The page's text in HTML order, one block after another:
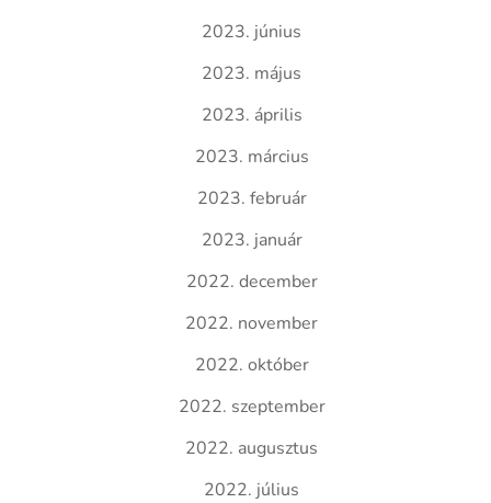
2023. június
2023. május
2023. április
2023. március
2023. február
2023. január
2022. december
2022. november
2022. október
2022. szeptember
2022. augusztus
2022. július